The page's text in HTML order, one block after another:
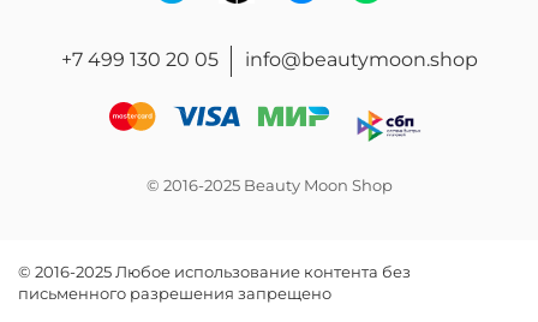
+7 499 130 20 05 info@beautymoon.shop
© 2016-2025 Beauty Moon Shop
© 2016-2025 Любое использование контента без
письменного разрешения запрещено